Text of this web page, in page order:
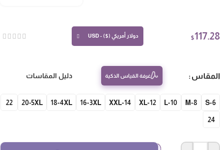
دولار أمريكي ($) - USD
غرفة القياس الذكية دليل المقاسات
S-
10-L
12-XL
14-XXL
16-3XL
18-4XL
20-5XL
22
24